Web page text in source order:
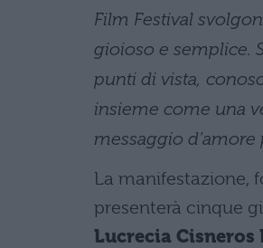
Film Festival
gioioso e semplice.
punti di vista,
insieme come una
messaggio d’amore
La manifestazione,
presenterà cinque
Lucrecia Cisneros